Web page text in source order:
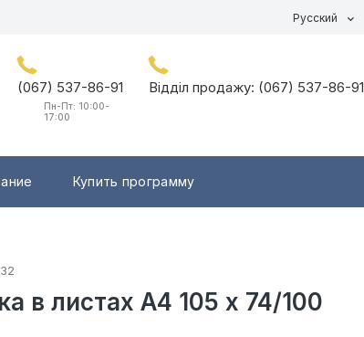
Русский
(067) 537-86-91
Пн-Пт: 10:00-
17:00
Відділ продажу: (067) 537-86-91
Купить программу
в листах А4 105 х 74/100